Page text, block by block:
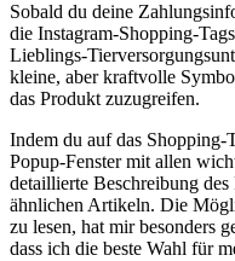
Sobald du deine
die Instagram-Shopping-
Lieblings-
kleine, aber kraftvolle
das Produkt zuzugreifen.
Indem du auf das⁤
Popup-Fenster⁤ mit allen
detaillierte Beschreibung
ähnlichen Artikeln. Die
zu lesen, hat mir besonders
dass ich die beste Wahl ⁣für